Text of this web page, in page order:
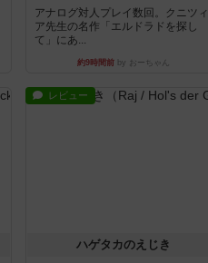
アナログ対人プレイ数回。クニツィ
ア先生の名作「エルドラドを探し
て」にあ...
約9時間前 by おーちゃん
レビュー
ハゲタカのえじき